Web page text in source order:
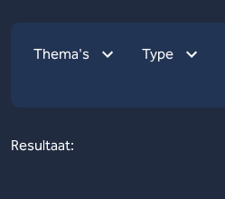
Thema's Type
Resultaat: